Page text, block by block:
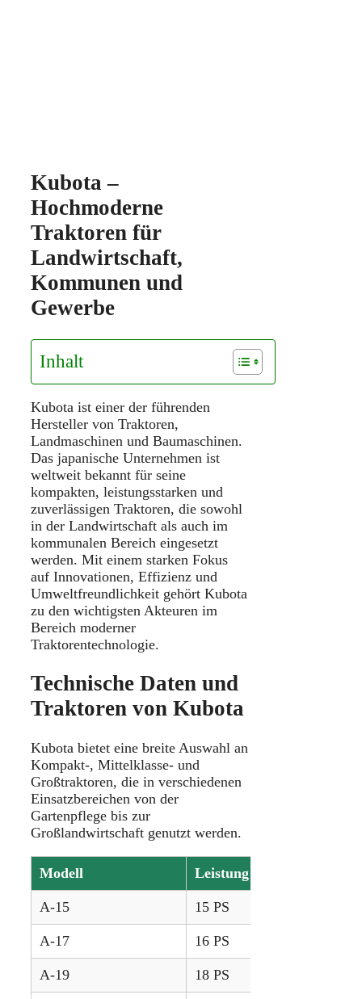
Kubota –
Hochmoderne
Traktoren für
Landwirtschaft,
Kommunen und
Gewerbe
Inhalt
Kubota ist einer der führenden
Hersteller von Traktoren,
Landmaschinen und Baumaschinen.
Das japanische Unternehmen ist
weltweit bekannt für seine
kompakten, leistungsstarken und
zuverlässigen Traktoren, die sowohl
in der Landwirtschaft als auch im
kommunalen Bereich eingesetzt
werden. Mit einem starken Fokus
auf Innovationen, Effizienz und
Umweltfreundlichkeit gehört Kubota
zu den wichtigsten Akteuren im
Bereich moderner
Traktorentechnologie.
Technische Daten und
Traktoren von Kubota
Kubota bietet eine breite Auswahl an
Kompakt-, Mittelklasse- und
Großtraktoren, die in verschiedenen
Einsatzbereichen von der
Gartenpflege bis zur
Großlandwirtschaft genutzt werden.
Modell Leistung
A-15 15 PS
A-17 16 PS
A-19 18 PS